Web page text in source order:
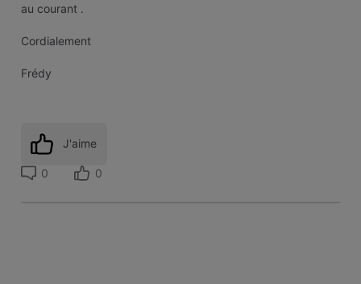
au courant .
Cordialement
Frédy
J'aime
0 0